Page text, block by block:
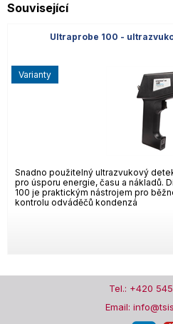
Související
Ultraprobe 100 -
Snadno použitelný ultrazvukový
pro úsporu energie, času a nákladů.
100 je praktickým nástrojem pro
kontrolu odváděčů kondenzá
varianty
Tel.: +420
Email: